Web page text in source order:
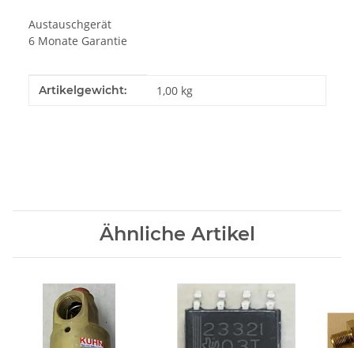
Austauschgerät
6 Monate Garantie
Produkteigenschaft
Wert
Artikelgewicht: 1,00 kg
Ähnliche Artikel